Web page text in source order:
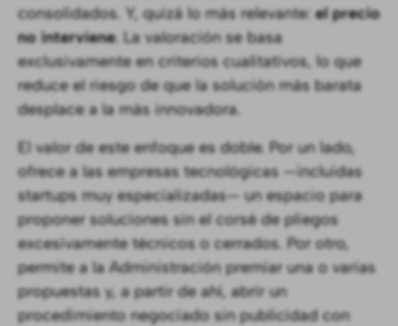
consolidados. Y, quizá lo más relevante:el precio
no interviene. La valoración se basa
exclusivamente en criterios cualitativos, lo que
reduce el riesgo de que la solución más barata
desplace a la más innovadora.
El valor de este enfoque es doble. Por un lado,
ofrece a las empresas tecnológicas —incluidas
startups muy especializadas— un espacio para
proponer soluciones sin el corsé de pliegos
excesivamente técnicos o cerrados. Por otro,
permite a la Administración premiar una o varias
propuestas y, a partir de ahí, abrir un
procedimiento negociado sin publicidad con